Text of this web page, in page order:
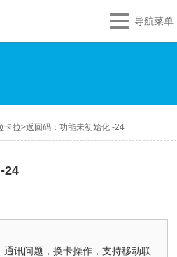
导航菜单
卡拉>返回码：功能未初始化 -24
24
通讯问题，换卡操作，支持移动联